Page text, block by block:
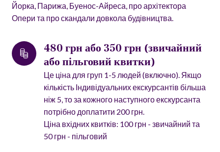
Йорка, Парижа, Буенос-Айреса, про архітектора
Опери та про скандали довкола будівництва.
480 грн або 350 грн (звичайний
або пільговий квитки)
Це ціна для груп 1-5 людей (включно). Якщо
кількість Індивідуальних екскурсантів більша
ніж 5, то за кожного наступного екскурсанта
потрібно доплатити 200 грн.
Ціна вхідних квитків: 100 грн - звичайний та
50 грн - пільговий